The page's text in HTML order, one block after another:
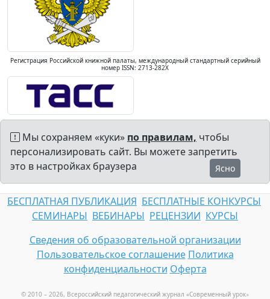
Регистрация Российской книжной палаты, международный стандартный серийный
номер ISSN: 2713-282X
Мы сохраняем «куки» по правилам, чтобы
персонализировать сайт. Вы можете запретить
это в настройках браузера
Ясно
БЕСПЛАТНАЯ ПУБЛИКАЦИЯ БЕСПЛАТНЫЕ КОНКУРСЫ
СЕМИНАРЫ ВЕБИНАРЫ РЕЦЕНЗИИ КУРСЫ
Сведения об образовательной организации
Пользовательское соглашение Политика
конфиденциальности Оферта
© 2010 – 2026, Всероссийский педагогический журнал «Современный урок»